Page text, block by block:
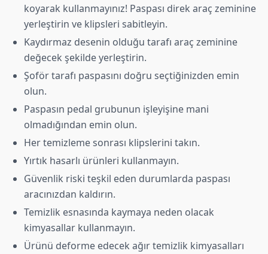
koyarak kullanmayınız! Paspası direk araç zeminine
yerleştirin ve klipsleri sabitleyin.
Kaydırmaz desenin olduğu tarafı araç zeminine
değecek şekilde yerleştirin.
Şoför tarafı paspasını doğru seçtiğinizden emin
olun.
Paspasın pedal grubunun işleyişine mani
olmadığından emin olun.
Her temizleme sonrası klipslerini takın.
Yırtık hasarlı ürünleri kullanmayın.
Güvenlik riski teşkil eden durumlarda paspası
aracınızdan kaldırın.
Temizlik esnasında kaymaya neden olacak
kimyasallar kullanmayın.
Ürünü deforme edecek ağır temizlik kimyasalları